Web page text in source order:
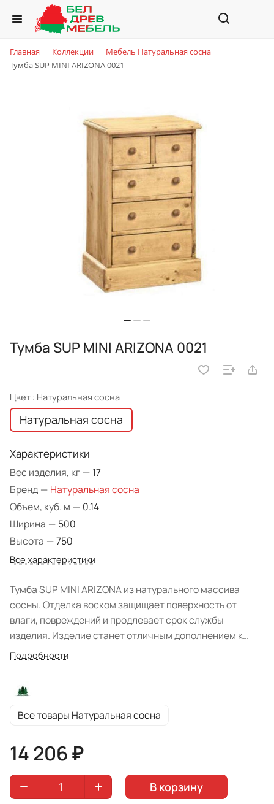
Главная Коллекции
Мебель Натуральная сосна
Тумба SUP MINI ARIZONA 0021
Тумба SUP MINI ARIZONA 0021
Цвет : Натуральная сосна
Натуральная сосна
Характеристики
Вес изделия, кг — 17
Бренд — Натуральная сосна
Объем, куб. м — 0.14
Ширина — 500
Высота —750
Все характеристики
Тумба SUP MINI ARIZONA из натурального массива
сосны. Отделка воском защищает поверхность от
влаги, повреждений и продлевает срок службы
изделия. Изделие станет отличным дополнением к
спальне стиля Кантри. Конструкция состоит из трех
ящиков. На столешнице Вы можете разместить ночник,
а в ящиках различные мелочи. Модель не только
незаменимый предмет в спальной комнате который
Белорусский производитель реализовал коллекцию в
цвете: "Натуральная сосна".
Подробности
Все товары Натуральная сосна
14 206 ₽
В корзину